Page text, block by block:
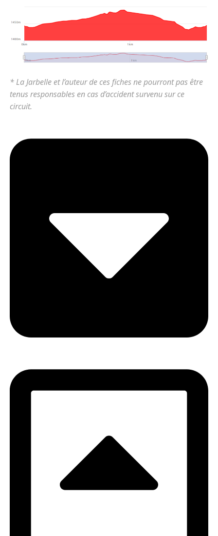
* La Jarbelle et l’auteur de ces fiches ne pourront pas être
tenus responsables en cas d’accident survenu sur ce
circuit.